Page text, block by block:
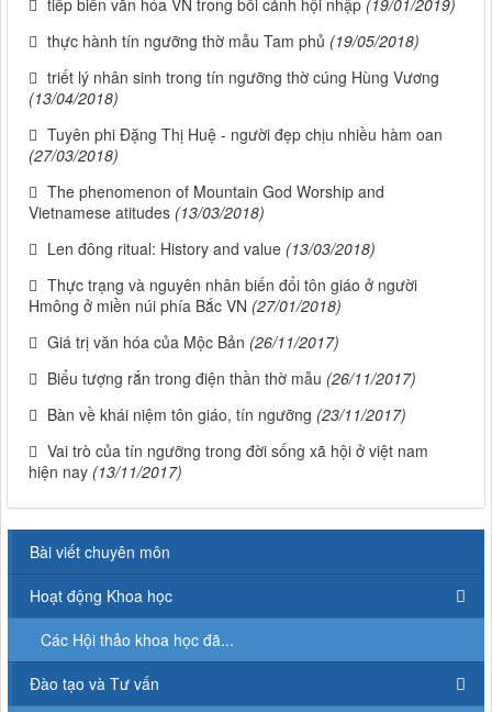
thực hành tín ngưỡng thờ mẫu Tam phủ (19/05/2018)
triết lý nhân sinh trong tín ngưỡng thờ cúng Hùng Vương
(13/04/2018)
Tuyên phi Đặng Thị Huệ - người đẹp chịu nhiều hàm oan
(27/03/2018)
The phenomenon of Mountain God Worship and
Vietnamese atitudes (13/03/2018)
Len đông ritual: History and value (13/03/2018)
Thực trạng và nguyên nhân biến đổi tôn giáo ở người
Hmông ở miền núi phía Bắc VN (27/01/2018)
Giá trị văn hóa của Mộc Bản (26/11/2017)
Biểu tượng rắn trong điện thần thờ mẫu (26/11/2017)
Bàn về khái niệm tôn giáo, tín ngưỡng (23/11/2017)
Vai trò của tín ngưỡng trong đời sống xã hội ở việt nam
hiện nay (13/11/2017)
Bài viết chuyên môn
Hoạt động Khoa học
Các Hội thảo khoa học đã...
Đào tạo và Tư vấn